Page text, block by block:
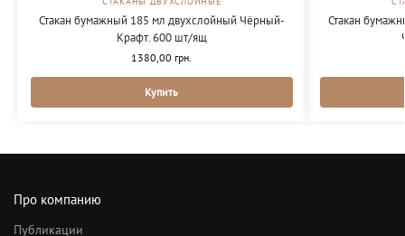
Стакан бумажный 185 мл двухслойный Чёрный-
Крафт. 600 шт/ящ
1380,00 грн.
Купить
Стакан
Про компанию
Публикации